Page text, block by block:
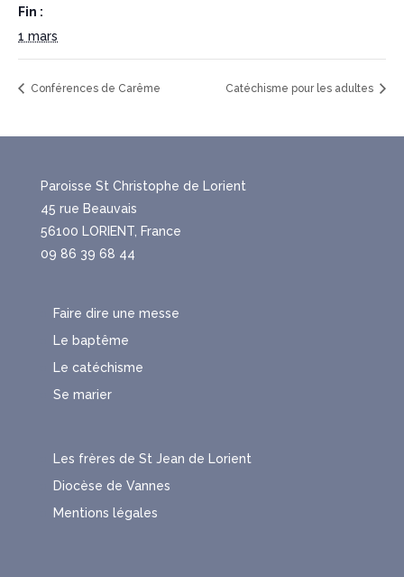
Fin :
1 mars
Conférences de Carême Catéchisme pour les adultes
Paroisse St Christophe de Lorient
45 rue Beauvais
56100 LORIENT, France
09 86 39 68 44
Faire dire une messe
Le baptême
Le catéchisme
Se marier
Les frères de St Jean de Lorient
Diocèse de Vannes
Mentions légales